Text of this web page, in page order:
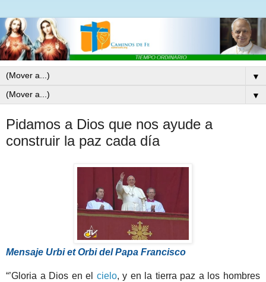
▼
▼
Pidamos a Dios que nos ayude a
construir la paz cada día
Mensaje Urbi et Orbi del Papa Francisco
“’Gloria a Dios en el cielo, y en la tierra paz a los hombres